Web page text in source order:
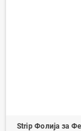
Strip Фолија за